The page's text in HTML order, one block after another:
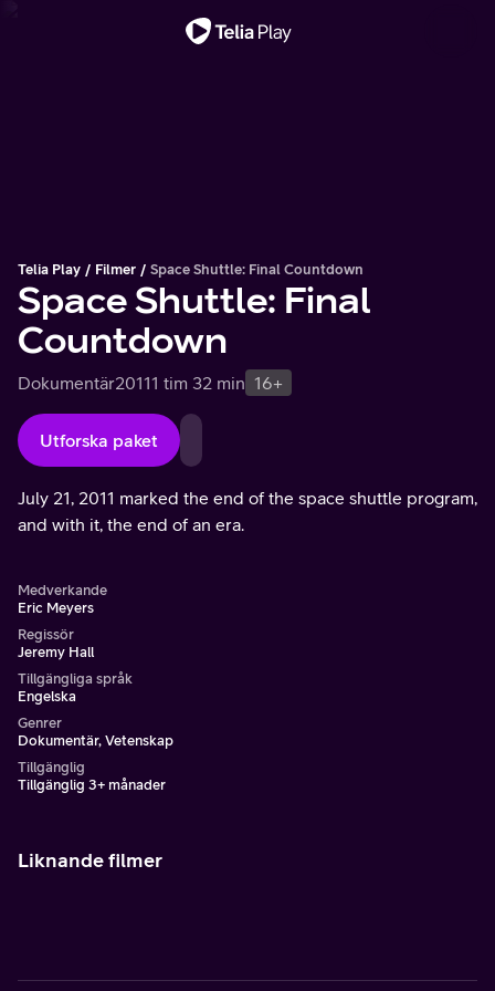
Telia Play Filmer Space Shuttle: Final Countdown
Space Shuttle: Final
Countdown
Dokumentär20111 tim 32 min 16+
Utforska paket
July 21, 2011 marked the end of the space shuttle program,
and with it, the end of an era.
Medverkande
Eric Meyers
Regissör
Jeremy Hall
Tillgängliga språk
Engelska
Genrer
Dokumentär, Vetenskap
Tillgänglig
Tillgänglig 3+ månader
Liknande filmer